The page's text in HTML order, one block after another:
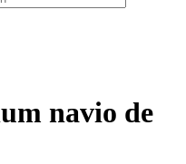
navio de